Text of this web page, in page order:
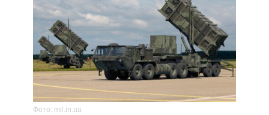
Фото: mil.in.ua